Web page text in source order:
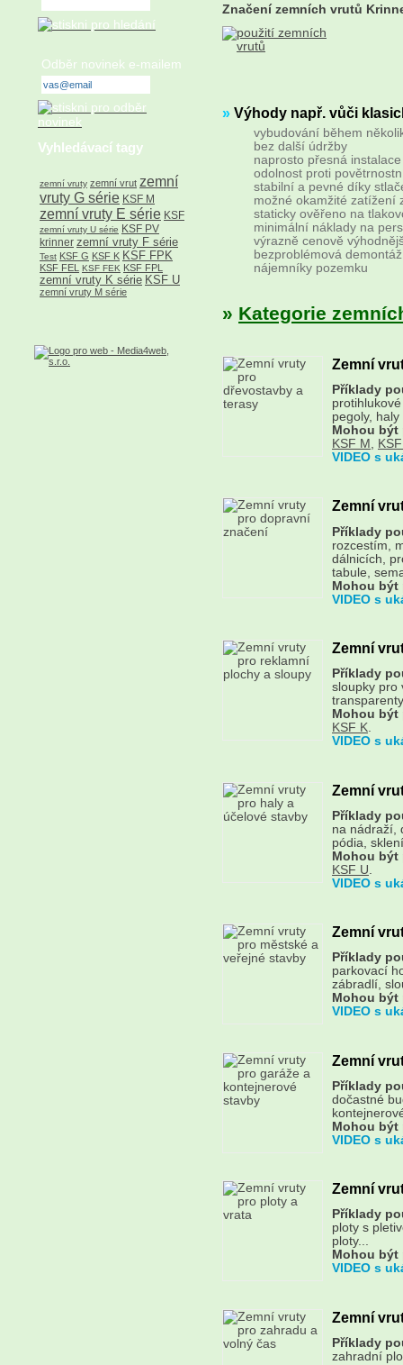
Značení zemních vrutů
» Výhody např. vůči
vybudování během
bez další údržby
naprosto přesná instalace
odolnost proti
stabilní a pevné díky
možné okamžité zatížení
staticky ověřeno na
minimální náklady na
výrazně cenově
bezproblémová
nájemníky pozemku
» Kategorie
Zemní
Příklady
pegoly,
Mohou
KSF M ,
VIDEO s
Zemní
Příklady
rozcestím,
dálnicích,
tabule,
Mohou být
VIDEO s
Zemní
Příklady
sloupky pro
Mohou
KSF K.
VIDEO s
Zemní
Příklady
na nádraží,
pódia,
Mohou
KSF U
VIDEO s
Zemní
Příklady
parkovací
zábradlí,
Mohou
VIDEO s
Zemní
Příklady
dočastné
Mohou
VIDEO s
Zemní
Příklady
ploty s
ploty...
Mohou
VIDEO s
Zemní
Příklady
zahradní
Odběr novinek e-mailem
Vyhledávací tagy
zemní vruty zemní vrut zemní
vruty G série KSF M
zemní vruty E série KSF
zemní vruty U série KSF PV
krinner zemní vruty F série
Test KSF G KSF K KSF FPK
KSF FEL KSF FEK KSF FPL
zemní vruty K série KSF U
zemní vruty M série